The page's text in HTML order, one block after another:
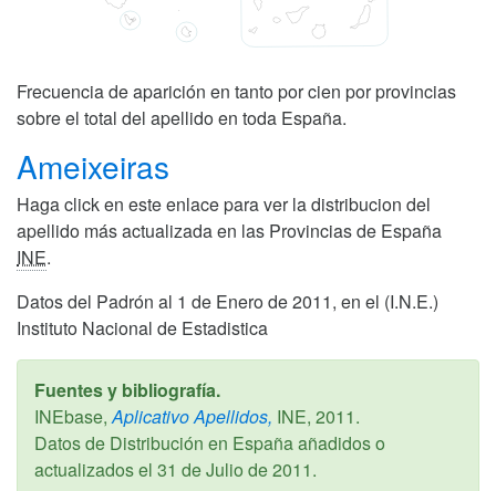
Frecuencia de aparición en tanto por cien por provincias
sobre el total del apellido en toda España.
Ameixeiras
Haga click en este enlace para ver la distribucion del
apellido más actualizada en las Provincias de España
INE.
Datos del Padrón al 1 de Enero de 2011, en el (I.N.E.)
Instituto Nacional de Estadistica
Fuentes y bibliografía.
INEbase, Aplicativo Apellidos, INE, 2011.
Datos de Distribución en España añadidos o
actualizados el 31 de Julio de 2011.